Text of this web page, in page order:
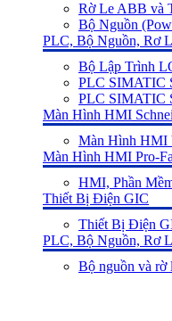
Rờ Le ABB và
Bộ Nguồn
PLC, Bộ Nguồn, Rơ
Bộ Lập Trình
PLC SIMATIC
PLC SIMATIC
Màn Hình HMI
Màn Hình HMI
Màn Hình HMI Pro-
HMI, Phần
Thiết Bị Điện GIC
Thiết Bị Điện
PLC, Bộ Nguồn, Rơ
Bộ nguồn và rờ